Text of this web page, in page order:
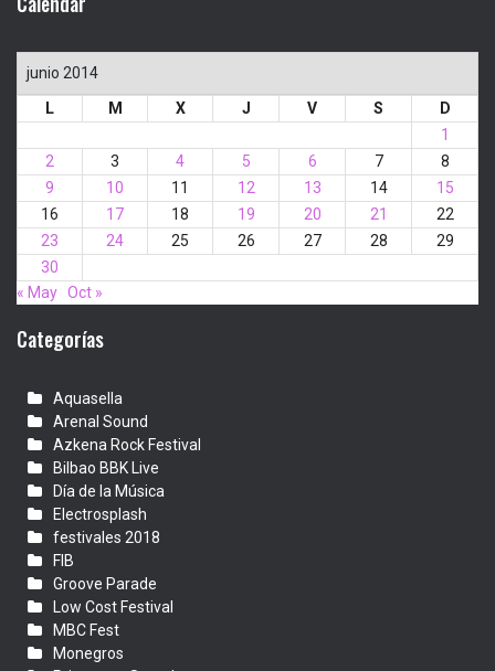
junio 2014
L
M X J V S
D
1
2
3 4 5 6 7
8
9
10 11 12 13 14
15
16
17 18 19 20 21
22
23
24 25 26 27 28
29
30
« May Oct »
Categorías
Aquasella
Arenal Sound
Azkena Rock Festival
Bilbao BBK Live
Día de la Música
Electrosplash
festivales 2018
FIB
Groove Parade
Low Cost Festival
MBC Fest
Monegros